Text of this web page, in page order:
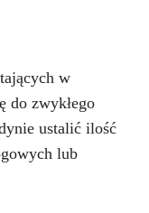
w
do zwykłego
ustalić ilość
lub